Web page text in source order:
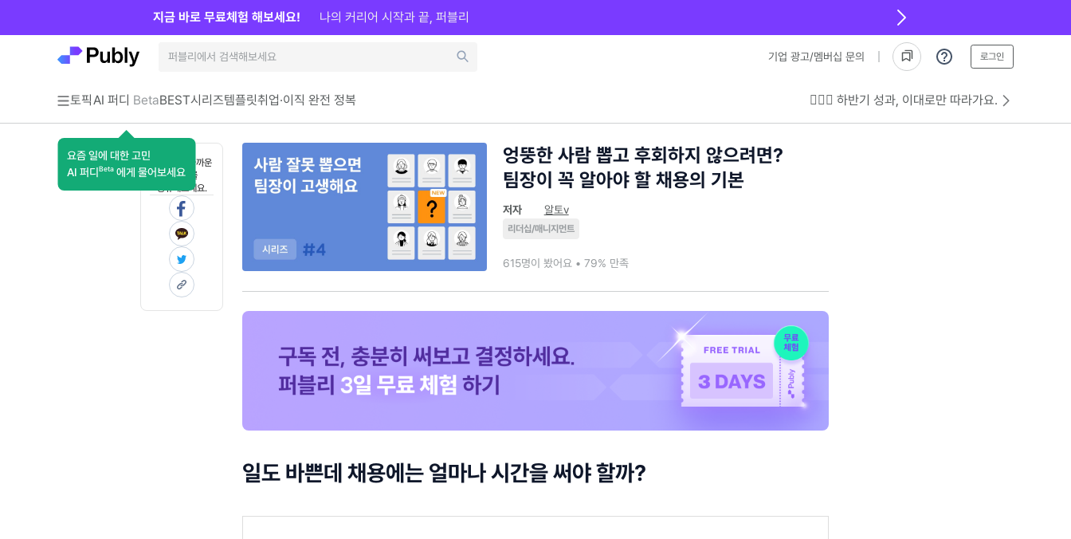
기업 광고/멤버십 문의 로그인
토픽AI 퍼디 Beta
요즘 일에 대한 고민
AI 퍼디 Beta 에게 물어보세요
BEST시리즈템플릿취업·이직 완전 정복 💁🏻‍♂️ 하반기 성과, 이대로만 따라가요.
지금 바로 무료체험 해보세요! 나의 커리어 시작과 끝, 퍼블리
혼자 보기 아까운
콘텐츠를
공유해보세요.
엉뚱한 사람 뽑고 후회하지 않으려면?
팀장이 꼭 알아야 할 채용의 기본
저자 알토v
리더십/매니지먼트
615명이 봤어요 • 79% 만족
일도 바쁜데 채용에는 얼마나 시간을 써야 할까?